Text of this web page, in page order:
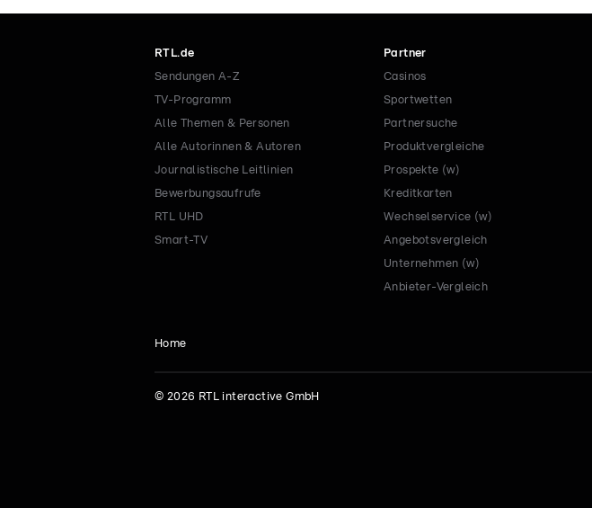
RTL.de
Sendungen A-Z
TV-Programm
Alle Themen & Personen
Alle Autorinnen & Autoren
Journalistische Leitlinien
Bewerbungsaufrufe
RTL UHD
Smart-TV
Partner
Casinos
Sportwetten
Partnersuche
Produktvergleiche
Prospekte (w)
Kreditkarten
Wechselservice (w)
Angebotsvergleich
Unternehmen (w)
Anbieter-Vergleich
Home
© 2026 RTL interactive GmbH